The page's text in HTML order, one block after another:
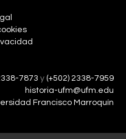
7873 y (+502) 2338-7959
historia-ufm@ufm.edu
Francisco Marroquín